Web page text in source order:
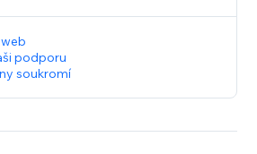
podporu
soukromí